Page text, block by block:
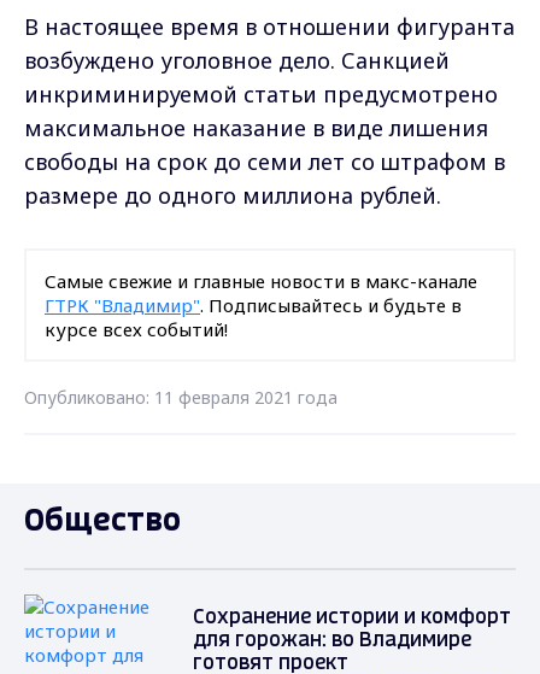
В настоящее время в отношении фигуранта
возбуждено уголовное дело. Санкцией
инкриминируемой статьи предусмотрено
максимальное наказание в виде лишения
свободы на срок до семи лет со штрафом в
размере до одного миллиона рублей.
Самые свежие и главные новости в макс-канале
ГТРК "Владимир". Подписывайтесь и будьте в
курсе всех событий!
Опубликовано: 11 февраля 2021 года
Общество
Сохранение истории и комфорт
для горожан: во Владимире
готовят проект